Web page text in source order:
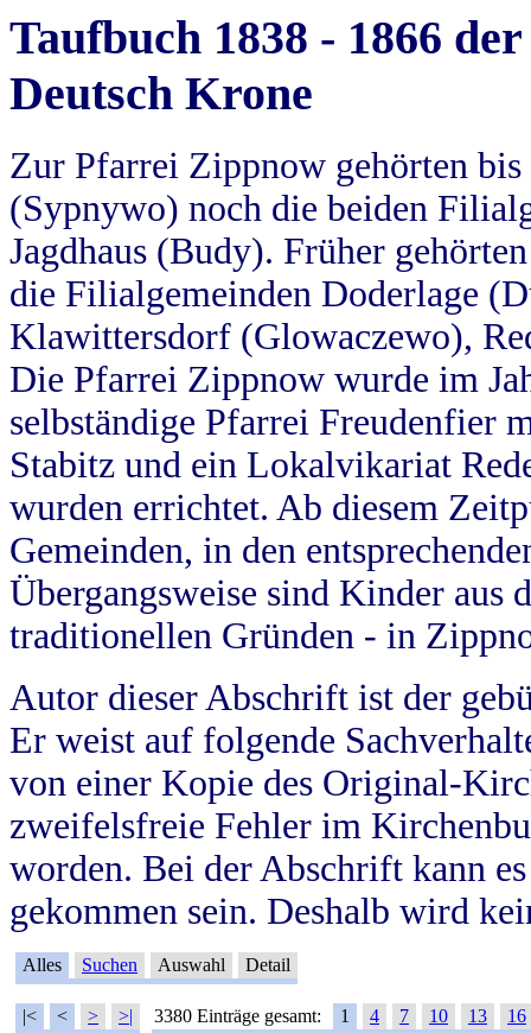
Taufbuch 1838 - 1866
Deutsch Krone
Zur Pfarrei Zippnow gehörten
(Sypnywo) noch die beiden
Jagdhaus (Budy). Früher
die Filialgemeinden Doderlage
Klawittersdorf (Glowaczewo),
Die Pfarrei Zippnow wurde im
selbständige Pfarrei Freudenfier
Stabitz und ein Lokalvikariat
wurden errichtet. Ab diesem
Gemeinden, in den
Übergangsweise sind Kinder aus
traditionellen Gründen - in
Autor dieser Abschrift ist der
Er weist auf folgende
von einer Kopie des Original-
zweifelsfreie Fehler im
worden. Bei der Abschrift kann
gekommen sein. Deshalb wird
Alles Suchen Auswahl Detail
|< < > >| 3380 Einträge gesamt: 1 4 7 10 13
16